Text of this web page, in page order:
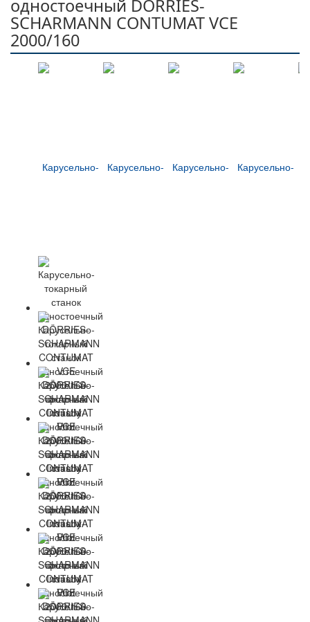
одностоечный DÖRRIES-
SCHARMANN CONTUMAT VCE
2000/160